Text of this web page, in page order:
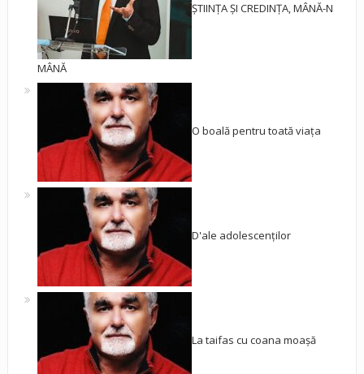
ȘTIINȚA ȘI CREDINȚA, MÂNĂ-N
MÂNĂ
O boală pentru toată viața
D'ale adolescenților
La taifas cu coana moașă